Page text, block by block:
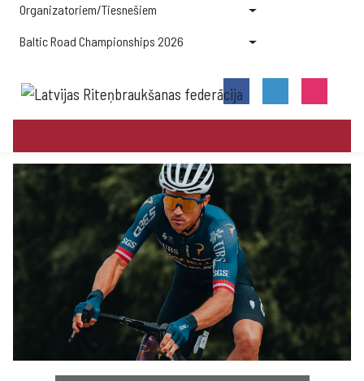
Organizatoriem/Tiesnešiem
Baltic Road Championships 2026